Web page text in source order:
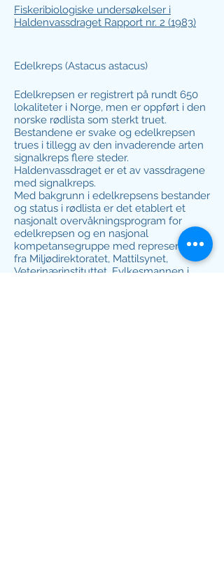
Edelkreps (Astacus astacus)
Edelkrepsen er registrert på rundt 650
lokaliteter i Norge, men er oppført i den
norske rødlista som sterkt truet.
Bestandene er svake og edelkrepsen
trues i tillegg av den invaderende arten
signalkreps flere steder.
Haldenvassdraget er et av vassdragene
med signalkreps.
Med bakgrunn i edelkrepsens bestander
og status i rødlista er det etablert et
nasjonalt overvåkningsprogram for
edelkrepsen og en nasjonal
kompetansegruppe med representanter
fra Miljødirektoratet, Mattilsynet,
Veterinærinstituttet, Fylkesmannen i
Fiskeribiologiske undersøkelser i
Haldenvassdraget Rapport nr. 2 (1983)